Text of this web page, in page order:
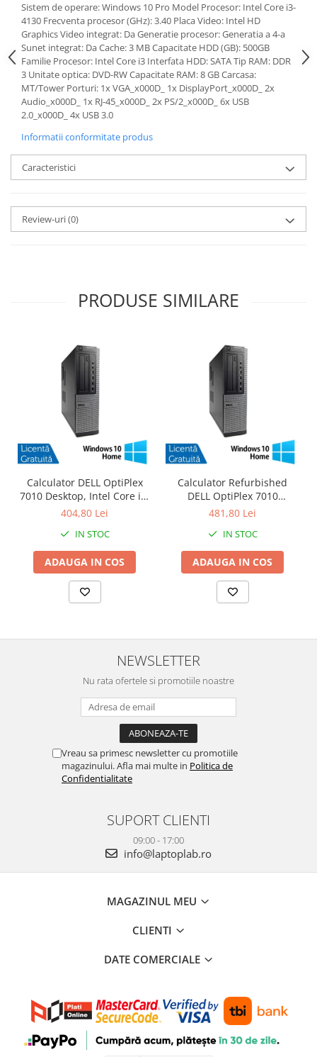
Sistem de operare: Windows 10 Pro Model Procesor: Intel Core i3-
4130 Frecventa procesor (GHz): 3.40 Placa Video: Intel HD
Graphics Video integrat: Da Generatie procesor: Generatia a 4-a
Sunet integrat: Da Cache: 3 MB Capacitate HDD (GB): 500GB
Familie Procesor: Intel Core i3 Interfata HDD: SATA Tip RAM: DDR
3 Unitate optica: DVD-RW Capacitate RAM: 8 GB Carcasa:
MT/Tower Porturi: 1x VGA_x000D_ 1x DisplayPort_x000D_ 2x
Audio_x000D_ 1x RJ-45_x000D_ 2x PS/2_x000D_ 6x USB
2.0_x000D_ 4x USB 3.0
Informatii conformitate produs
Caracteristici
Review-uri(0)
PRODUSE SIMILARE
Calculator DELL OptiPlex
7010 Desktop, Intel Core i3-
3220 3.30GHz, 4GB DDR3,
Windows 10 Home
404,80 Lei
IN STOC
ADAUGA IN COS
Calculator Refurbished
DELL OptiPlex 7010
Desktop, Intel Core i3-3220
SSD + Windows 10 Home
481,80 Lei
IN STOC
ADAUGA IN COS
NEWSLETTER
Nu rata ofertele si promotiile noastre
Vreau sa primesc newsletter cu promotiile
magazinului. Afla mai multe in Politica de
Confidentialitate
SUPORT CLIENTI
09:00 - 17:00
info@laptoplab.ro
MAGAZINUL MEU
CLIENTI
DATE COMERCIALE